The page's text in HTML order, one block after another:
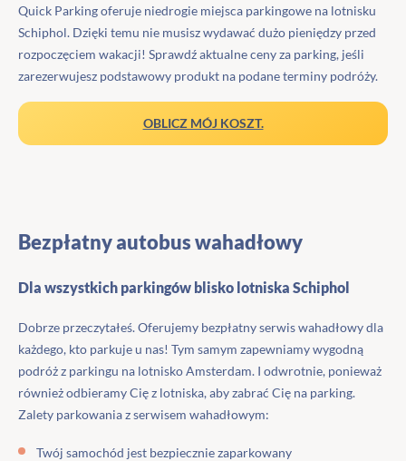
Quick Parking oferuje niedrogie miejsca parkingowe na lotnisku
Schiphol. Dzięki temu nie musisz wydawać dużo pieniędzy przed
rozpoczęciem wakacji! Sprawdź aktualne ceny za parking, jeśli
zarezerwujesz podstawowy produkt na podane terminy podróży.
OBLICZ MÓJ KOSZT.
Bezpłatny autobus wahadłowy
Dla wszystkich parkingów blisko lotniska Schiphol
Dobrze przeczytałeś. Oferujemy bezpłatny serwis wahadłowy dla
każdego, kto parkuje u nas! Tym samym zapewniamy wygodną
podróż z parkingu na lotnisko Amsterdam. I odwrotnie, ponieważ
również odbieramy Cię z lotniska, aby zabrać Cię na parking.
Zalety parkowania z serwisem wahadłowym:
Twój samochód jest bezpiecznie zaparkowany